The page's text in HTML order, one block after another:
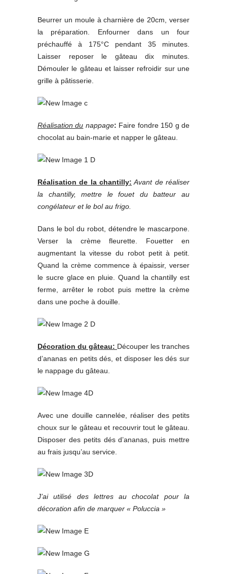
Beurrer un moule à charnière de 20cm, verser
la préparation. Enfourner dans un four
préchauffé à 175°C pendant 35 minutes.
Laisser reposer le gâteau dix minutes.
Démouler le gâteau et laisser refroidir sur une
grille à pâtisserie.
Réalisation du nappage: Faire fondre 150 g de
chocolat au bain-marie et napper le gâteau.
Réalisation de la chantilly: Avant de réaliser
la chantilly, mettre le fouet du batteur au
congélateur et le bol au frigo.
Dans le bol du robot, détendre le mascarpone.
Verser la crème fleurette. Fouetter en
augmentant la vitesse du robot petit à petit.
Quand la crème commence à épaissir, verser
le sucre glace en pluie. Quand la chantilly est
ferme, arrêter le robot puis mettre la crème
dans une poche à douille.
Décoration du gâteau: Découper les tranches
d’ananas en petits dés, et disposer les dés sur
le nappage du gâteau.
Avec une douille cannelée, réaliser des petits
choux sur le gâteau et recouvrir tout le gâteau.
Disposer des petits dés d’ananas, puis mettre
au frais jusqu’au service.
J’ai utilisé des lettres au chocolat pour la
décoration afin de marquer « Poluccia »